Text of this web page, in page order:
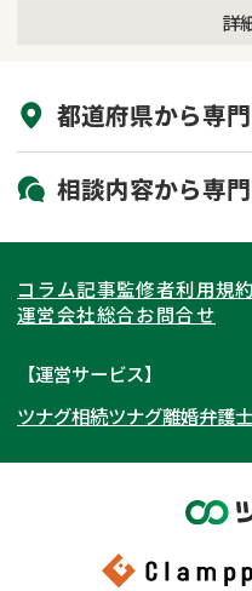
詳
初回相談無料
都道府県から専
北海道・東北
北海道
岩手県
秋田県
福島県
関東
東京都
埼玉県
茨城県
東海
愛知県
岐阜県
関西
大阪府
北陸・甲信越
九州・沖縄
相談内容から専
相続登記
相続手続き
家族信託
不動産評価(相続不動産)
コラム記事監修者利用規約
運営会社総合お問合せ
【運営サービス】
ツナグ相続ツナグ離婚弁護士